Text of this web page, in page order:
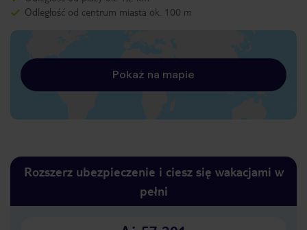
Odległość od centrum miasta ok. 100 m
Pokaż na mapie
Rozszerz ubezpieczenie i ciesz się wakacjami w
pełni